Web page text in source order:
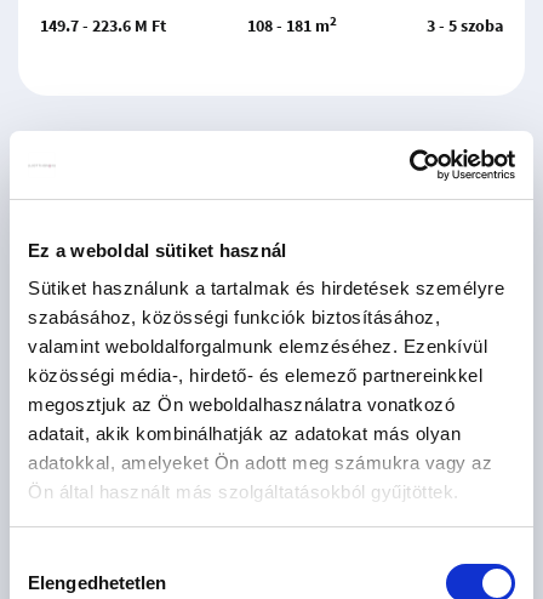
Ez a weboldal sütiket használ
Sütiket használunk a tartalmak és hirdetések személyre
szabásához, közösségi funkciók biztosításához,
valamint weboldalforgalmunk elemzéséhez. Ezenkívül
közösségi média-, hirdető- és elemező partnereinkkel
megosztjuk az Ön weboldalhasználatra vonatkozó
adatait, akik kombinálhatják az adatokat más olyan
adatokkal, amelyeket Ön adott meg számukra vagy az
Ön által használt más szolgáltatásokból gyűjtöttek.
kiválasztása
Elengedhetetlen
149.7 - 223.6 M Ft
108 - 181 m2 3 - 5 szoba
Várható átadás: 2027. II. negyedév
Boda1
Debrecen, Alsó-Józsa
129 M Ft
113 m 2 4 szoba